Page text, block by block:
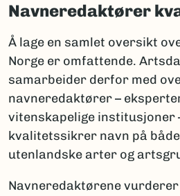
Navneredaktører
Å lage en samlet oversikt
Norge er omfattende.
samarbeider derfor med
navneredaktører –
vitenskapelige institusjoner
kvalitetssikrer navn på
utenlandske arter og
Navneredaktørene